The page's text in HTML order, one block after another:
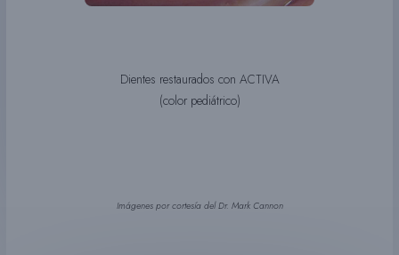
Dientes restaurados con ACTIVA
(color pediátrico)
Imágenes por cortesía del Dr. Mark Cannon